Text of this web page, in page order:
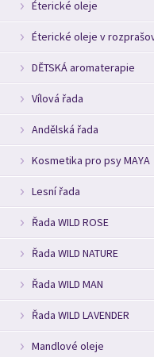
Éterické oleje
Éterické oleje v
DĚTSKÁ aromaterapie
Vílová řada
Andělská řada
Kosmetika pro psy MAYA
Lesní řada
Řada WILD ROSE
Řada WILD NATURE
Řada WILD MAN
Řada WILD LAVENDER
Mandlové oleje